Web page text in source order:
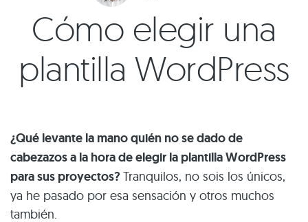
Cómo elegir una
plantilla WordPress
¿Qué levante la mano quién no se dado de
cabezazos a la hora de elegir la plantilla WordPress
para sus proyectos? Tranquilos, no sois los únicos,
ya he pasado por esa sensación y otros muchos
también.